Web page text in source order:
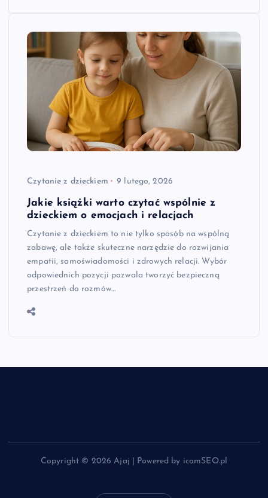
Czytanie z dzieckiem 9 lutego, 2026
Jakie książki warto czytać wspólnie z
dzieckiem o emocjach i relacjach
Czytanie z dzieckiem to nie tylko sposób na wspólną
zabawę, ale także skuteczne narzędzie do rozwijania
empatii, samoświadomości i zdrowych relacji. Wybór
odpowiednich pozycji pozwala tworzyć bezpieczną
przestrzeń do rozmów…
Copyright © 2026 Ajaj | Powered by icomSEO.pl